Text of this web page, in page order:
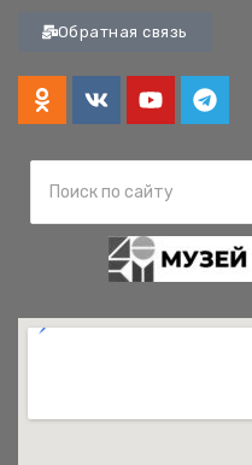
Обратная связь